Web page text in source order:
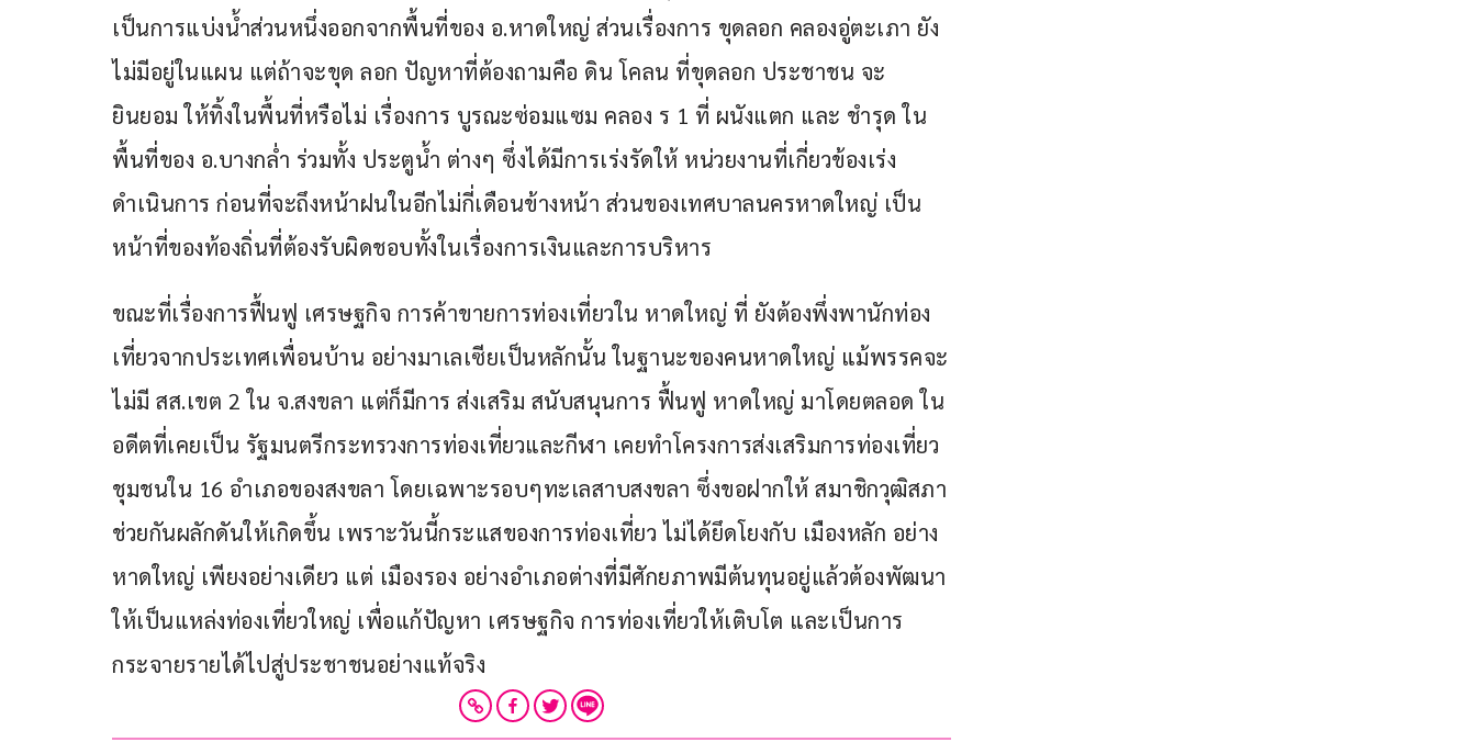
เป็นการแบ่งน้ำส่วนหนึ่งออกจากพื้นที่ของ อ.หาดใหญ่ ส่วนเรื่องการ ขุดลอก คลองอู่ตะเภา ยัง
ไม่มีอยู่ในแผน แต่ถ้าจะขุด ลอก ปัญหาที่ต้องถามคือ ดิน โคลน ที่ขุดลอก ประชาชน จะ
ยินยอม ให้ทิ้งในพื้นที่หรือไม่ เรื่องการ บูรณะซ่อมแซม คลอง ร 1 ที่ ผนังแตก และ ชำรุด ใน
พื้นที่ของ อ.บางกล่ำ ร่วมทั้ง ประตูน้ำ ต่างๆ ซึ่งได้มีการเร่งรัดให้ หน่วยงานที่เกี่ยวข้องเร่ง
ดำเนินการ ก่อนที่จะถึงหน้าฝนในอีกไม่กี่เดือนข้างหน้า ส่วนของเทศบาลนครหาดใหญ่ เป็น
หน้าที่ของท้องถิ่นที่ต้องรับผิดชอบทั้งในเรื่องการเงินและการบริหาร
ขณะที่เรื่องการฟื้นฟู เศรษฐกิจ การค้าขายการท่องเที่ยวใน หาดใหญ่ ที่ ยังต้องพึ่งพานักท่อง
เที่ยวจากประเทศเพื่อนบ้าน อย่างมาเลเซียเป็นหลักนั้น ในฐานะของคนหาดใหญ่ แม้พรรคจะ
ไม่มี สส.เขต 2 ใน จ.สงขลา แต่ก็มีการ ส่งเสริม สนับสนุนการ ฟื้นฟู หาดใหญ่ มาโดยตลอด ใน
อดีตที่เคยเป็น รัฐมนตรีกระทรวงการท่องเที่ยวและกีฬา เคยทำโครงการส่งเสริมการท่องเที่ยว
ชุมชนใน 16 อำเภอของสงขลา โดยเฉพาะรอบๆทะเลสาบสงขลา ซึ่งขอฝากให้ สมาชิกวุฒิสภา
ช่วยกันผลักดันให้เกิดขึ้น เพราะวันนี้กระแสของการท่องเที่ยว ไม่ได้ยึดโยงกับ เมืองหลัก อย่าง
หาดใหญ่ เพียงอย่างเดียว แต่ เมืองรอง อย่างอำเภอต่างที่มีศักยภาพมีต้นทุนอยู่แล้วต้องพัฒนา
ให้เป็นแหล่งท่องเที่ยวใหญ่ เพื่อแก้ปัญหา เศรษฐกิจ การท่องเที่ยวให้เติบโต และเป็นการ
กระจายรายได้ไปสู่ประชาชนอย่างแท้จริง